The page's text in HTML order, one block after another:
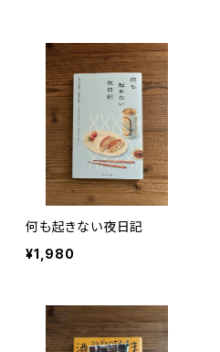
何も起きない夜日記
¥1,980